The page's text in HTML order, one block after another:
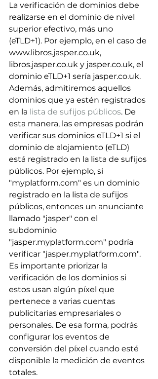
La verificación de dominios debe
realizarse en el dominio de nivel
superior efectivo, más uno
(eTLD+1). Por ejemplo, en el caso de
www.libros.jasper.co.uk,
libros.jasper.co.uk y jasper.co.uk, el
dominio eTLD+1 sería jasper.co.uk.
Además, admitiremos aquellos
dominios que ya estén registrados
en la lista de sufijos públicos. De
esta manera, las empresas podrán
verificar sus dominios eTLD+1 si el
dominio de alojamiento (eTLD)
está registrado en la lista de sufijos
públicos. Por ejemplo, si
"myplatform.com" es un dominio
registrado en la lista de sufijos
públicos, entonces un anunciante
llamado "jasper" con el
subdominio
"jasper.myplatform.com" podría
verificar "jasper.myplatform.com".
Es importante priorizar la
verificación de los dominios si
estos usan algún píxel que
pertenece a varias cuentas
publicitarias empresariales o
personales. De esa forma, podrás
configurar los eventos de
conversión del píxel cuando esté
disponible la medición de eventos
totales.